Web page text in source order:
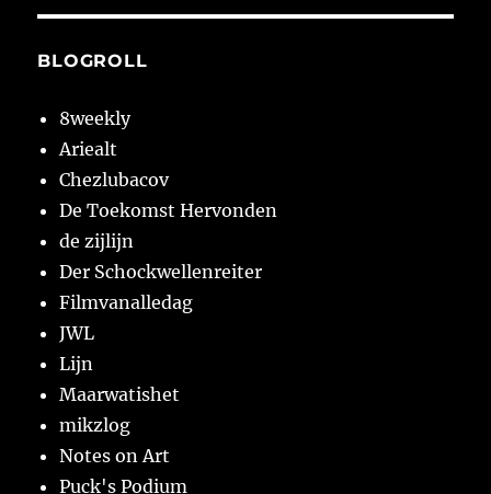
BLOGROLL
8weekly
Ariealt
Chezlubacov
De Toekomst Hervonden
de zijlijn
Der Schockwellenreiter
Filmvanalledag
JWL
Lijn
Maarwatishet
mikzlog
Notes on Art
Puck's Podium